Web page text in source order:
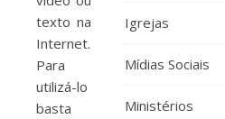
texto na
Internet.
Para
utilizá-lo
basta
Igrejas
Mídias Sociais
Ministérios